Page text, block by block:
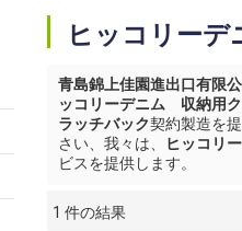
ヒッコリー
青島錦上佳園進出口有限
ッコリーデニム 収納用
ラッチバック契約製造を
さい、我々は、
ヒッコリ
ビスを提供します。
1 件の結果